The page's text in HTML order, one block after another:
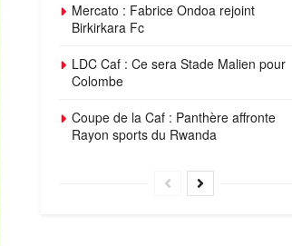
Mercato : Fabrice Ondoa rejoint
Birkirkara Fc
LDC Caf : Ce sera Stade Malien pour
Colombe
Coupe de la Caf : Panthère affronte
Rayon sports du Rwanda